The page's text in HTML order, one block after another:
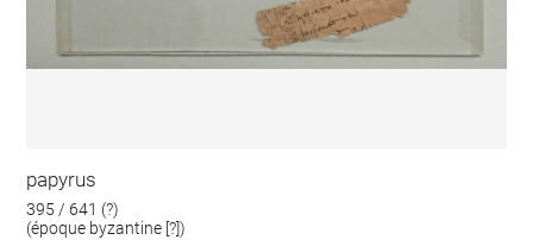
papyrus
395 / 641 (?)
(époque byzantine [?])